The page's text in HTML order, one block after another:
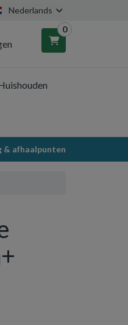
Nederlands
0
& afhaalpunten